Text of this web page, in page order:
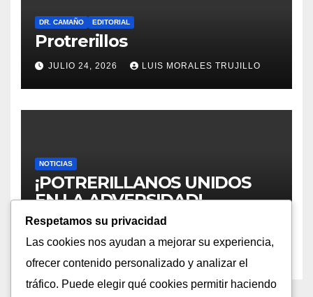
DR. CAMAÑO EDITORIAL
Protrerillos
JULIO 24, 2026 LUIS MORALES TRUJILLO
NOTICIAS
¡POTRERILLANOS UNIDOS
EN LA ADVERSIDAD!
LLAMADO URGENTE A
REGISTRARSE TRAS LA
CATÁSTROFE CLIMÁTICA EN
III Y IV REGIÓN
JULIO 20, 2026 LUIS MORALES TRUJILLO
Respetamos su privacidad
Las cookies nos ayudan a mejorar su experiencia,
ofrecer contenido personalizado y analizar el
tráfico. Puede elegir qué cookies permitir haciendo